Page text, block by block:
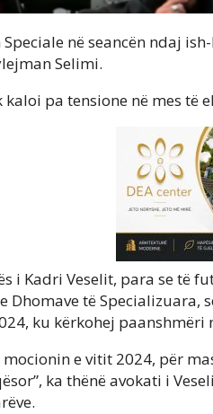
në seancën ndaj
Selimi.
kaloi pa tensione në mes
i Kadri Veselit, para se të
Dhomave të Specializuara,
ku kërkohej paanshmëri
mocionin e vitit 2024, për
ka thënë avokati i